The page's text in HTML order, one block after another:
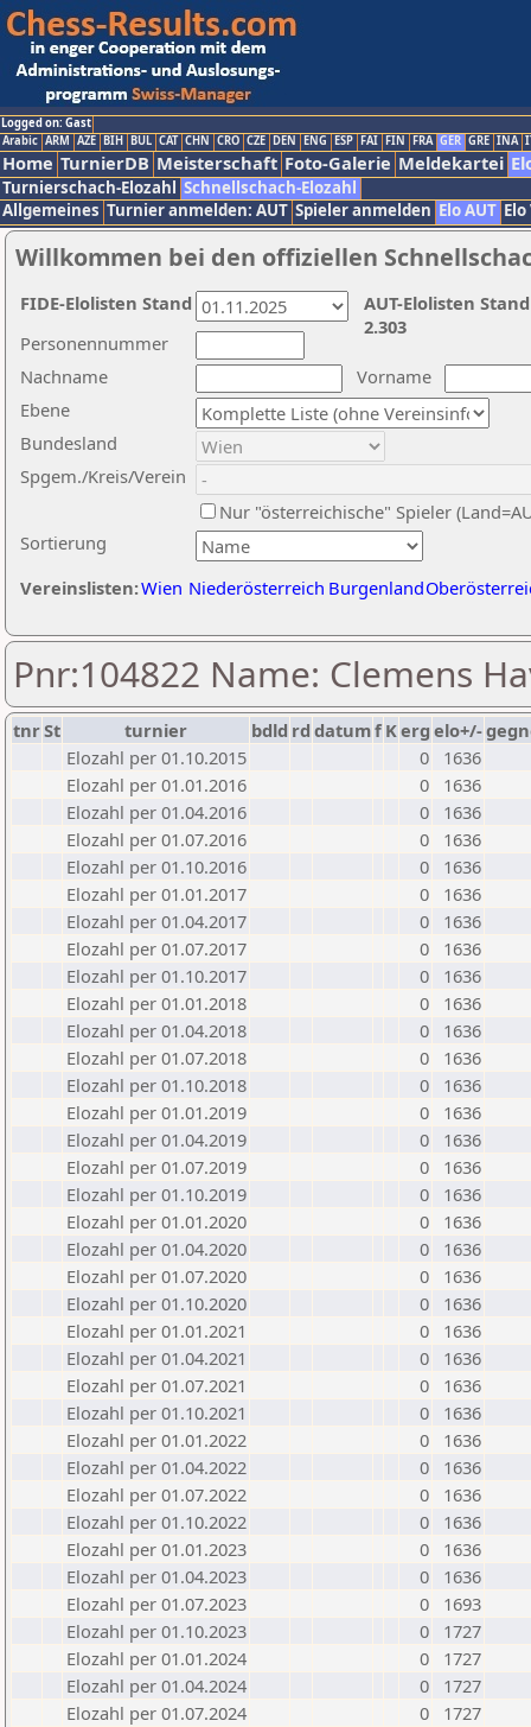
Logged on: Gast
Arabic ARM AZE BIH BUL CAT CHN CRO CZE DEN ENG ESP FAI FIN FRA GER GRE INA
Home TurnierDB Meisterschaft Foto-Galerie Meldekartei
Turnierschach-Elozahl Schnellschach-Elozahl
Allgemeines Turnier anmelden: AUT Spieler anmelden Elo AUT
Willkommen bei den offiziellen
Nachname
Vorname
Ebene
Sortierung
Personennummer
Bundesland
Spgem./Kreis/Verein
Nur "österreichische" Spieler
Vereinslisten:Wien Niederösterreich Burgenland
AUT-Elolisten
2.303
FIDE-Elolisten Stand
Pnr:104822 Name: Clemens
tnrSt turnier bdld rd datumf Kerg elo+/-
Elozahl per 01.10.2015
0
1636
Elozahl per 01.01.2016
0
1636
Elozahl per 01.04.2016
0
1636
Elozahl per 01.07.2016
0
1636
Elozahl per 01.10.2016
0
1636
Elozahl per 01.01.2017
0
1636
Elozahl per 01.04.2017
0
1636
Elozahl per 01.07.2017
0
1636
Elozahl per 01.10.2017
0
1636
Elozahl per 01.01.2018
0
1636
Elozahl per 01.04.2018
0
1636
Elozahl per 01.07.2018
0
1636
Elozahl per 01.10.2018
0
1636
Elozahl per 01.01.2019
0
1636
Elozahl per 01.04.2019
0
1636
Elozahl per 01.07.2019
0
1636
Elozahl per 01.10.2019
0
1636
Elozahl per 01.01.2020
0
1636
Elozahl per 01.04.2020
0
1636
Elozahl per 01.07.2020
0
1636
Elozahl per 01.10.2020
0
1636
Elozahl per 01.01.2021
0
1636
Elozahl per 01.04.2021
0
1636
Elozahl per 01.07.2021
0
1636
Elozahl per 01.10.2021
0
1636
Elozahl per 01.01.2022
0
1636
Elozahl per 01.04.2022
0
1636
Elozahl per 01.07.2022
0
1636
Elozahl per 01.10.2022
0
1636
Elozahl per 01.01.2023
0
1636
Elozahl per 01.04.2023
0
1636
Elozahl per 01.07.2023
0
1693
Elozahl per 01.10.2023
0
1727
Elozahl per 01.01.2024
0
1727
Elozahl per 01.04.2024
0
1727
Elozahl per 01.07.2024
0
1727